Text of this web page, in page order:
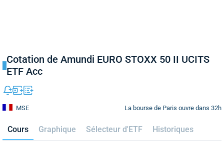
Cotation de Amundi EURO STOXX 50 II UCITS
ETF Acc
La bourse de Paris ouvre dans 32h
MSE
Cours Graphique Sélecteur d'ETF Historiques